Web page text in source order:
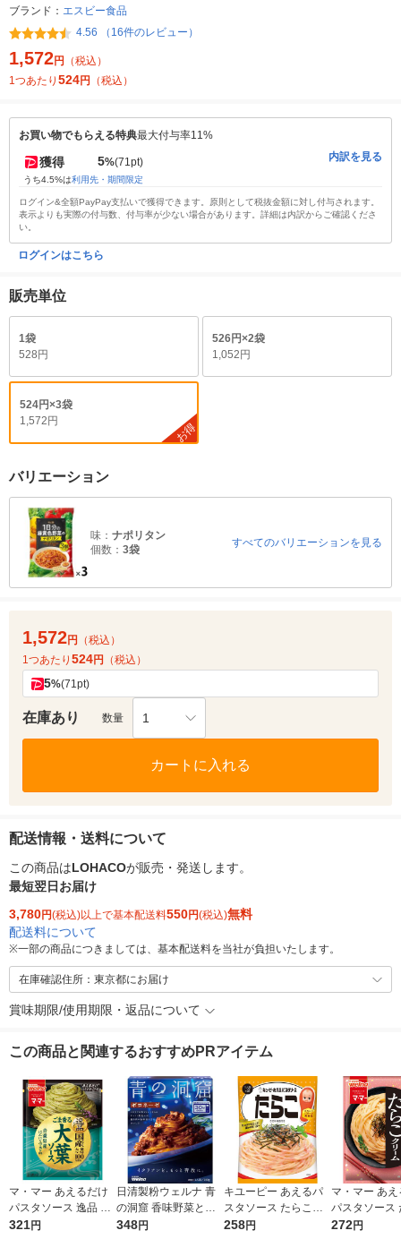
ブランド： エスビー食品
4.56 （16件のレビュー）
1,572円
（税込）
1つあたり 524円 （税込）
お買い物でもらえる特典最大付与率11%
獲得 5%(71pt)
うち4.5%は利用先・期間限定
内訳を見る
ログイン&全額PayPay支払いで獲得できます。原則として税抜金額に対し付与されます。
表示よりも実際の付与数、付与率が少ない場合があります。詳細は内訳からご確認くださ
い。
ログインはこちら
販売単位
1袋
528円
526円×2袋
1,052円
524円×3袋
1,572円
お得
バリエーション
味： ナポリタン
個数： 3袋
すべてのバリエーションを見る
1,572円
（税込）
1つあたり 524円 （税込）
5%(71pt)
在庫あり 数量 1
カートに入れる
配送情報・送料について
この商品はLOHACOが販売・発送します。
最短翌日お届け
3,780円(税込)以上で基本配送料550円(税込)無料
配送料について
※一部の商品につきましては、基本配送料を当社が負担いたします。
在庫確認住所：東京都にお届け
賞味期限/使用期限・返品について
この商品と関連するおすすめPRアイテム
マ・マー あえるだけ
パスタソース 逸品 ご
ま香る大葉ソース ＜1
321円
日清製粉ウェルナ 青
の洞窟 香味野菜とハ
ーブ引き立つボロネー
348円
キユーピー あえるパ
スタソース たらこ（1
人前×2）1個
258円
マ・マー あ
パスタソース
クリーム 生風
272円